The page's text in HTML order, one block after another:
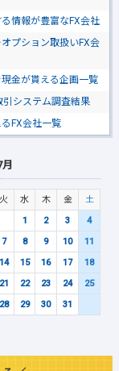
情報が豊富なFX会社
プション取扱いFX会
金が貰える企画一覧
引システム調査結果
FX会社一覧
火 水 木 金
土
1
2 3
4
7 8 9 10
11
14 15 16 17
18
21 22 23 24
25
28 29 30 31